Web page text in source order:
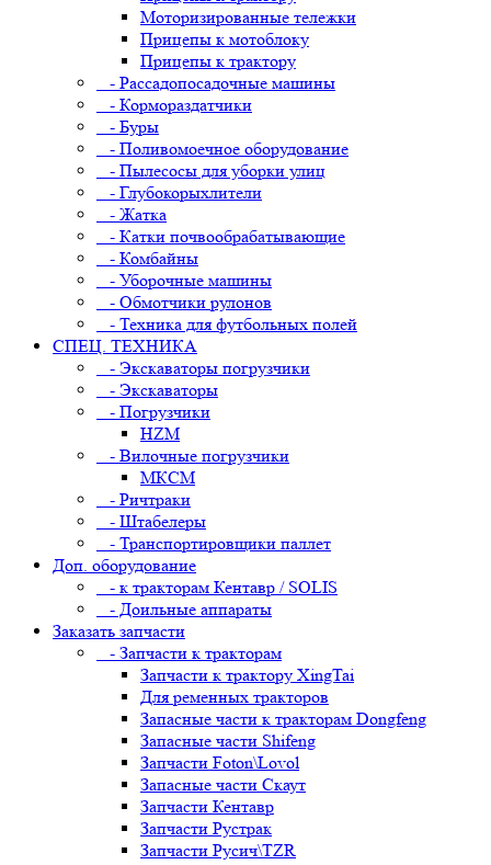
Моторизированные тележки
Прицепы к мотоблоку
Прицепы к трактору
- Рассадопосадочные машины
- Кормораздатчики
- Буры
- Поливомоечное оборудование
- Пылесосы для уборки улиц
- Глубокорыхлители
- Жатка
- Катки почвообрабатывающие
- Комбайны
- Уборочные машины
- Обмотчики рулонов
- Техника для футбольных полей
СПЕЦ. ТЕХНИКА
- Экскаваторы погрузчики
- Экскаваторы
- Погрузчики
HZM
- Вилочные погрузчики
МКСМ
- Ричтраки
- Штабелеры
- Транспортировщики паллет
Доп. оборудование
- к тракторам Кентавр / SOLIS
- Доильные аппараты
Заказать запчасти
- Запчасти к тракторам
Запчасти к трактору XingTai
Для ременных тракторов
Запасные части к тракторам Dongfeng
Запасные части Shifeng
Запчасти Foton\Lovol
Запасные части Скаут
Запчасти Кентавр
Запчасти Рустрак
Запчасти Русич\TZR